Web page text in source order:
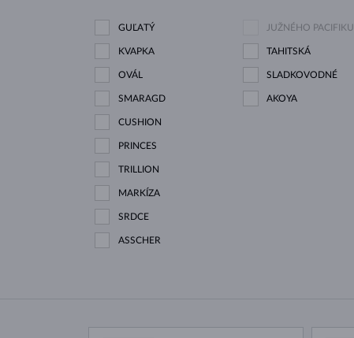
GUĽATÝ
KVAPKA
OVÁL
SMARAGD
CUSHION
PRINCES
TRILLION
MARKÍZA
SRDCE
ASSCHER
JUŽNÉHO PACIFIKU
TAHITSKÁ
SLADKOVODNÉ
AKOYA